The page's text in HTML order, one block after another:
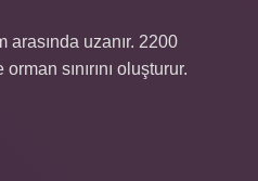
uzanır. 2200
sınırını oluşturur.